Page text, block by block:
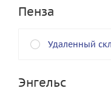
Пенза
Удаленный
Энгельс